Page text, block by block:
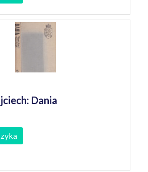
Dania